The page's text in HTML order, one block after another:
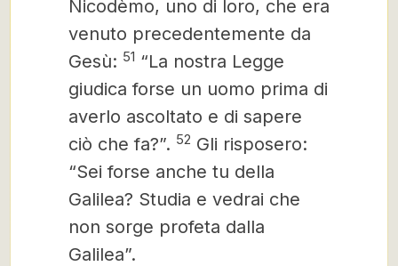
Nicodèmo, uno di loro, che era
venuto precedentemente da
Gesù: 51 “La nostra Legge
giudica forse un uomo prima di
averlo ascoltato e di sapere
ciò che fa?”. 52 Gli risposero:
“Sei forse anche tu della
Galilea? Studia e vedrai che
non sorge profeta dalla
Galilea”.